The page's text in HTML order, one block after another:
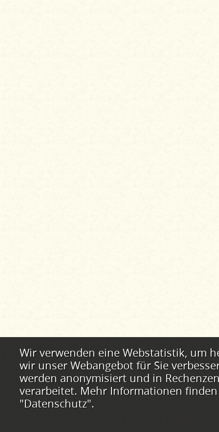
Webstatistik
Wir verwenden eine Webstatistik, um
wir unser Webangebot für Sie
werden anonymisiert und in
verarbeitet. Mehr Informationen
"Datenschutz".